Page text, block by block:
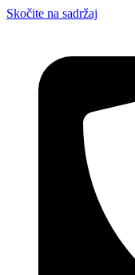
Skočite na sadržaj